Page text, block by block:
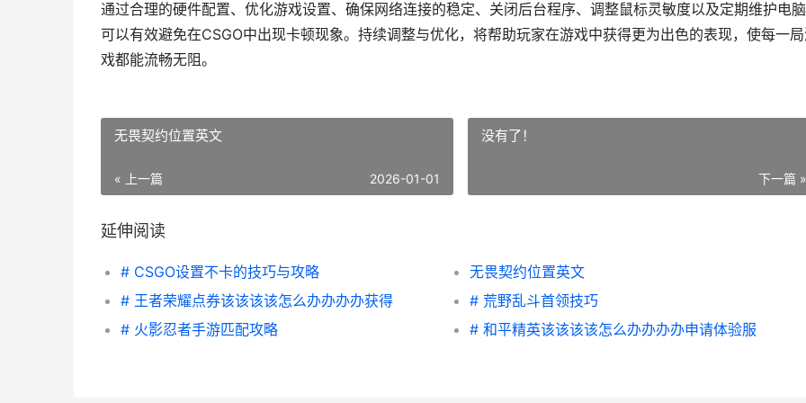
通过合理的硬件配置、优化游戏设置、确保网络连接的稳定、关闭后台程序、调整鼠标灵敏度以及定期维护电脑
可以有效避免在CSGO中出现卡顿现象。持续调整与优化，将帮助玩家在游戏中获得更为出色的表现，使每一
戏都能流畅无阻。
无畏契约位置英文
« 上一篇 2026-01-01
没有了！
下一篇 »
延伸阅读
# CSGO设置不卡的技巧与攻略
无畏契约位置英文
# 王者荣耀点券该该该该怎么办办办办获得
# 荒野乱斗首领技巧
# 火影忍者手游匹配攻略
# 和平精英该该该该怎么办办办办申请体验服